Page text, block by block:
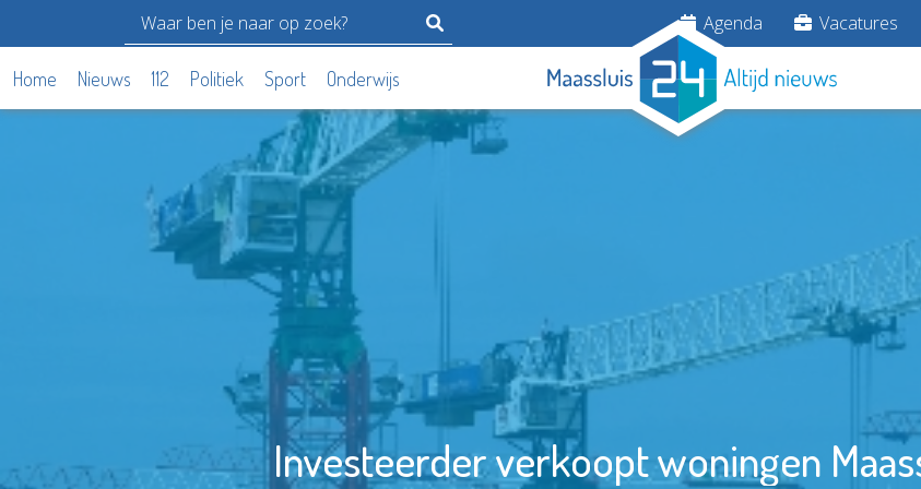
Agenda Vacatures
Home Nieuws 112 Politiek Sport Onderwijs
Investeerder verkoopt woningen